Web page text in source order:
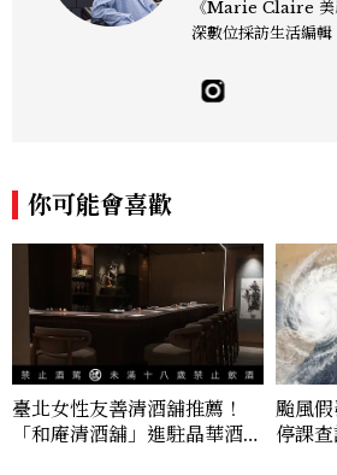
《Marie Claire 美
深數位採訪生活編輯
飯店、奢華旅宿、
另涉獵3C家電、居
pella、
I、Raffles、
rriott等頂級飯店集團。 策劃並執
0篇深度專題「MC
「玩咖懶人包」盤
角提供讀者最新話
品質生活旅遊靈感內容。
你可能會喜歡
臺北女性友善清酒舖推薦！
「和庵清酒舖」進駐晶華酒
颱風
停課